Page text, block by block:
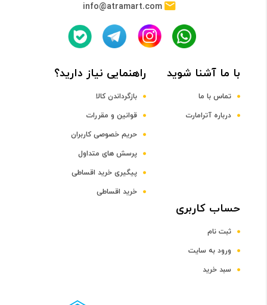
DDR4
رده صفحه نمایش
اندازه صفحه نمایش
info@atramart.com
با ما آشنا شوید
تماس با ما
درباره آترامارت
راهنمایی نیاز دارید؟
بازگرداندن کالا
قوانین و مقررات
حریم خصوصی کاربران
پرسش های متداول
پیگیری خرید اقساطی
خرید اقساطی
حساب کاربری
ثبت نام
ورود به سایت
سبد خرید